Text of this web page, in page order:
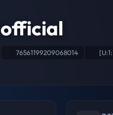
official
76561199209068014